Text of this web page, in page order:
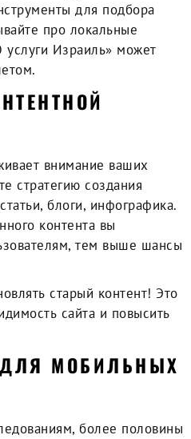
для подбора
про локальные
услуги Израиль» может
внимание ваших
стратегию создания
блоги, инфографика.
контента вы
тем выше шансы
старый контент! Это
сайта и повысить
МОБИЛЬНЫХ
более половины